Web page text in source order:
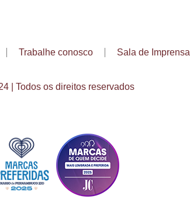
Trabalhe conosco Sala de Imprensa
| Todos os direitos reservados